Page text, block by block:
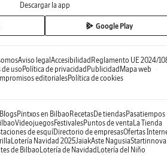
Descargar la app
Google Play
Aviso legal Accesibilidad Reglamento UE 2024/
usoPolítica de privacidad Publicidad Mapa web
editorialesPolítica de cookies
BlogsPintxos en Bilbao RecetasDe tiendasPasatiempos
VideojuegosFestivalesPuntos de venta La Tienda
de esquíDirectorio de empresasOfertas
Lotería Navidad 2025JaiakAste NagusiaStartinnova
de Bilbao Lotería de Navidad Lotería del Niño